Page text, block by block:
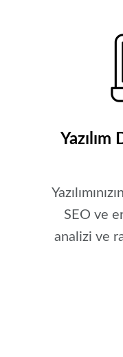
SEO ve
analizi ve